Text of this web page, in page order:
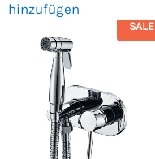
hinzufügen
SALE